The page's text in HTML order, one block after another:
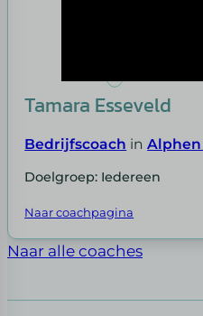
Tamara Esseveld
Bedrijfscoach inAlphen
Doelgroep: Iedereen
Naar coachpagina
Naar alle coaches